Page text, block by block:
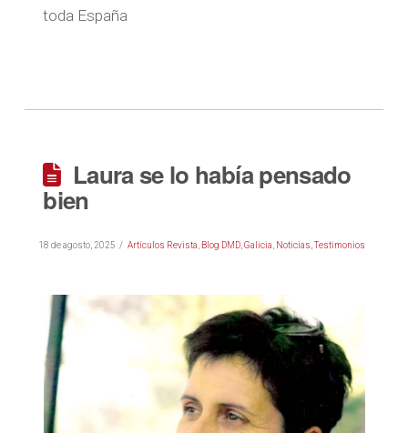
toda España
Laura se lo había pensado
bien
18 de agosto, 2025 Artículos Revista Blog DMD, Galicia Noticias ,Testimonios